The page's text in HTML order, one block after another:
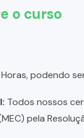
o curso
podendo
Todos nossos
pela